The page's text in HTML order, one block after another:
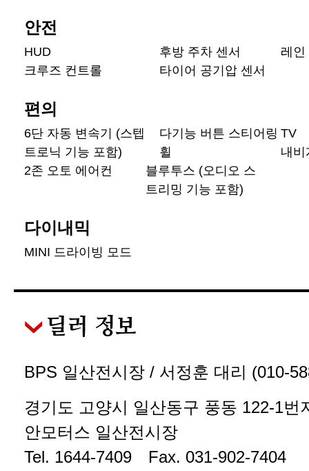
안전
HUD 후방 주차 센서
레인
크루즈 컨트롤
타이어 공기압 센서
편의
6단 자동 변속기 (스텝
트로닉 기능 포함)
다기능 버튼 스티어링
휠
TV
내비
2존 오토 에어컨
블루투스 (오디오 스
트리밍 기능 포함)
다이내믹
MINI 드라이빙 모드
딜러 정보
BPS 일산전시장 / 서정훈 대리 (010-
경기도 고양시 일산동구 풍동 122-1번
안모터스 일산전시장
Tel. 1644-7409 Fax. 031-902-7404